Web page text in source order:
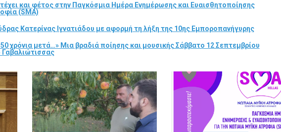
και φέτος στην Παγκόσμια Ημέρα Ενημέρωσης και Ευαισθητοποίησης
(SMA)
Κατερίνας Ιγνατιάδου με αφορμή τη λήξη της 10ης Εμποροπανήγυρης
χρόνια μετά…» Μια βραδιά ποίησης και μουσικής Σάββατο 12 Σεπτεμβρίου